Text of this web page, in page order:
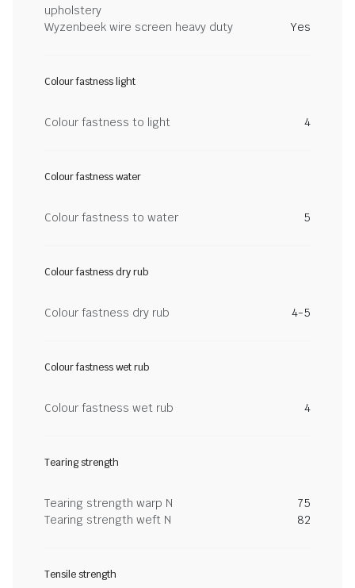
upholstery
Wyzenbeek wire screen heavy duty Yes
Colour fastness light
Colour fastness to light 4
Colour fastness water
Colour fastness to water 5
Colour fastness dry rub
Colour fastness dry rub 4-5
Colour fastness wet rub
Colour fastness wet rub 4
Tearing strength
Tearing strength warp N
75
Tearing strength weft N
82
Tensile strength